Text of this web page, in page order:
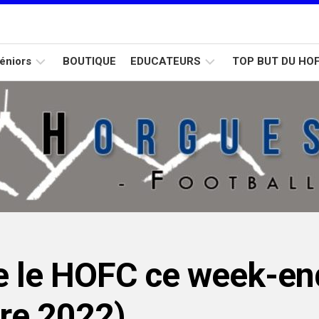
U15
Calendrier
D2
Calendrier
BOUTIQUE EDUCATEURS TOP BUT DU
le HOFC ce week-